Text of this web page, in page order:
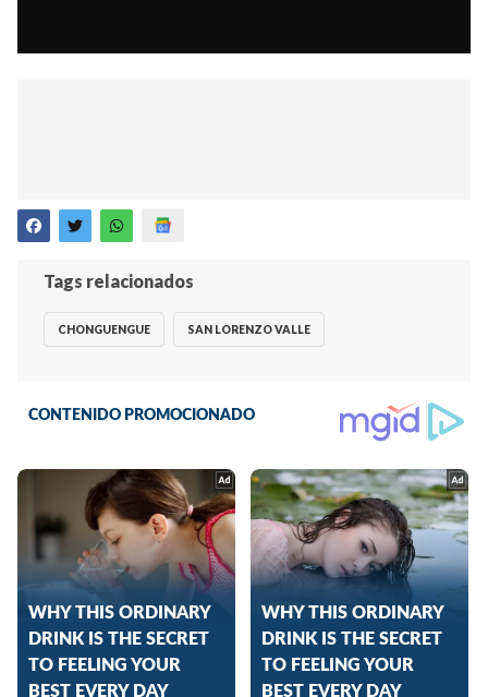
Tags relacionados
CHONGUENGUE SAN LORENZO VALLE